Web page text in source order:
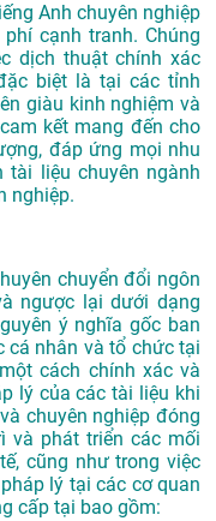
Anh chuyên nghiệp
cạnh tranh. Chúng
dịch thuật chính xác
biệt là tại các tỉnh
giàu kinh nghiệm và
kết mang đến cho
đáp ứng mọi nhu
liệu chuyên ngành
nghiệp.
chuyển đổi ngôn
ngược lại dưới dạng
ý nghĩa gốc ban
cá nhân và tổ chức tại
cách chính xác và
lý của các tài liệu khi
chuyên nghiệp đóng
và phát triển các mối
cũng như trong việc
lý tại các cơ quan
cấp tại bao gồm: